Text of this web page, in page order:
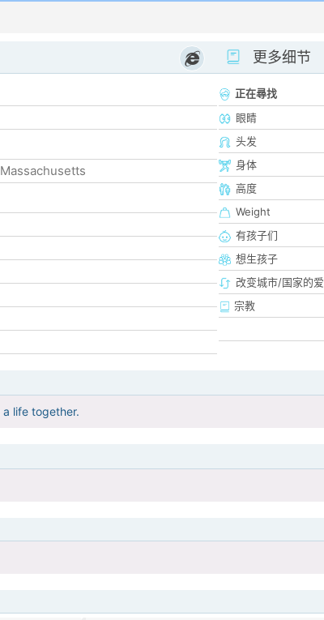
Massachusetts
更多细节
正在尋找
眼睛
头发
身体
高度
Weight
有孩子们
想生孩子
改变城市/国家的爱
宗教
life together.